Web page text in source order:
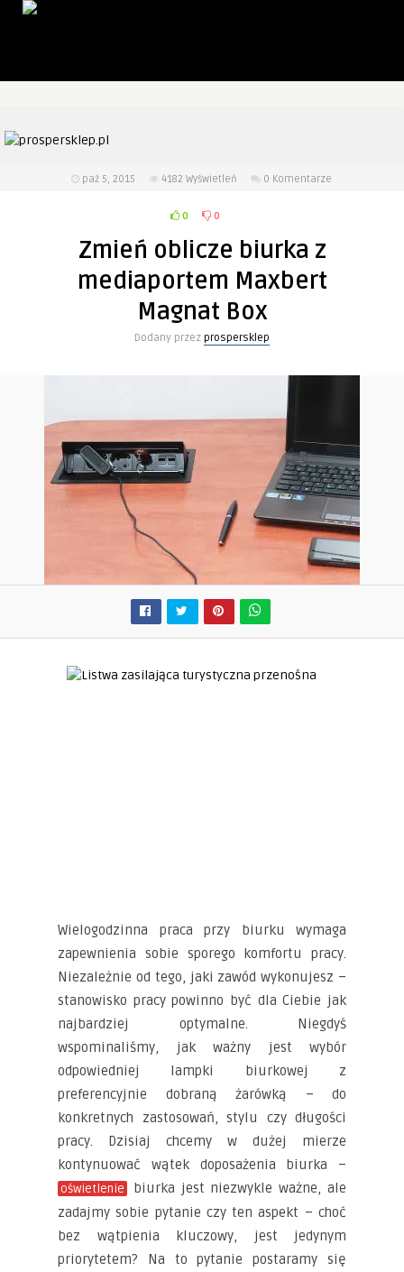
paź 5, 2015 4182 Wyświetleń 0 Komentarze
0 0
Zmień oblicze biurka z
mediaportem Maxbert
Magnat Box
Dodany przez prospersklep
Wielogodzinna praca przy biurku wymaga
zapewnienia sobie sporego komfortu pracy.
Niezależnie od tego, jaki zawód wykonujesz –
stanowisko pracy powinno być dla Ciebie jak
najbardziej optymalne. Niegdyś
wspominaliśmy, jak ważny jest wybór
odpowiedniej lampki biurkowej z
preferencyjnie dobraną żarówką – do
konkretnych zastosowań, stylu czy długości
pracy. Dzisiaj chcemy w dużej mierze
kontynuować wątek doposażenia biurka –
oświetlenie
biurka jest niezwykle ważne, ale
zadajmy sobie pytanie czy ten aspekt – choć
bez wątpienia kluczowy, jest jedynym
priorytetem? Na to pytanie postaramy się